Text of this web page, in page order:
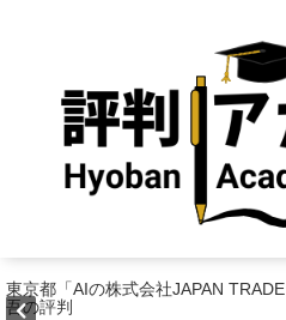
東京都「AIの株式会社JAPAN
吾の評判